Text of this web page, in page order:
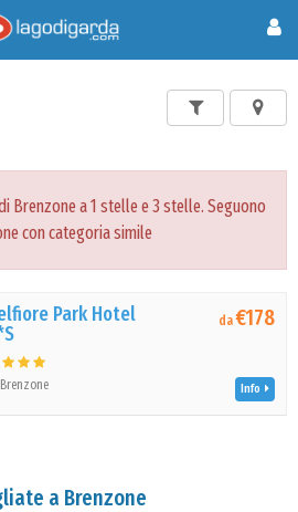
Brenzone a 1 stelle e 3 stelle. Seguono
con categoria simile
Park Hotel
da€178
Info
a Brenzone